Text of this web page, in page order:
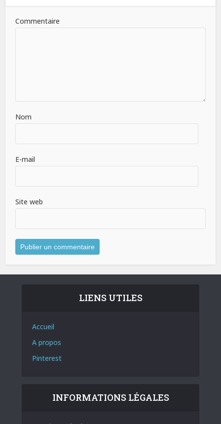
Commentaire
Nom
E-mail
Site web
LIENS UTILES
Accueil
A propos
Pinterest
INFORMATIONS LÉGALES